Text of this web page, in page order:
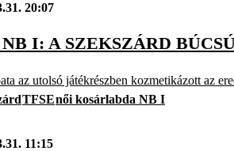
20:07
I: A SZEKSZÁRD
az utolsó játékrészben kozmetikázott az
TFSEnői kosárlabda NB I
11:15